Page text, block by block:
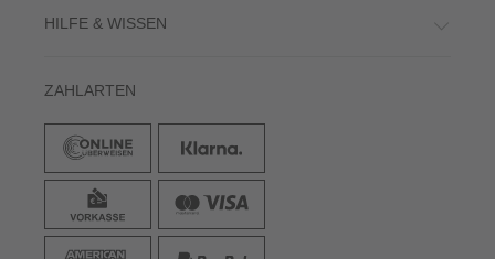
HILFE & WISSEN
ZAHLARTEN